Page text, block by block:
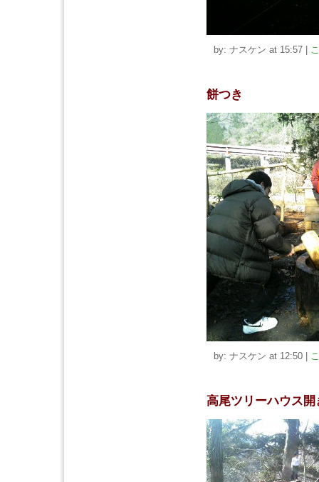
by: ナスケン at 15:57
餅つき
by: ナスケン at 12:50
高尾ツリーハウス開